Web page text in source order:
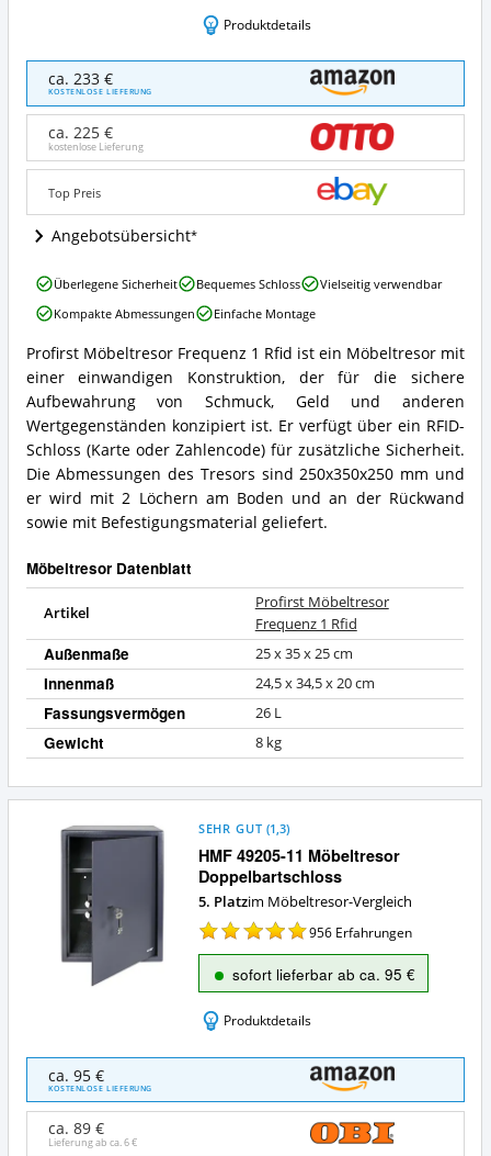
Produktdetails
Möbeltresor
Frequenz
Rfid
Angebote:
dieser
Möbeltresor
ca. 233 €
KOSTENLOSE LIEFERUNG
ca. 225 €
kostenlose Lieferung
Top Preis
Angebotsübersicht
Profirst
Möbeltresor
Frequenz
1
Rfid
Zusammenfassung:
Was
bietet
dieser
Profirst Möbeltresor Frequenz 1 Rfid ist ein Möbeltresor mit
einer einwandigen Konstruktion, der für die sichere
Aufbewahrung von Schmuck, Geld und anderen
Wertgegenständen konzipiert ist. Er verfügt über ein RFID-
Schloss (Karte oder Zahlencode) für zusätzliche Sicherheit.
Die Abmessungen des Tresors sind 250x350x250 mm und
er wird mit 2 Löchern am Boden und an der Rückwand
sowie mit Befestigungsmaterial geliefert.
Möbeltresor Datenblatt
Artikel
Profirst Möbeltresor
Frequenz 1 Rfid
Außenmaße 25 x 35 x 25 cm
Innenmaß 24,5 x 34,5 x 20 cm
Fassungsvermögen 26 L
Gewicht 8 kg
Profirst
Möbeltresor
Frequenz
Rfid
Vorteile:
Was
spricht
für
diesen
Möbeltresor?
Überlegene Sicherheit Bequemes Schloss
Vielseitig verwendbar
Kompakte Abmessungen
Einfache Montage
HMF 49205-11 Möbeltresor
Doppelbartschloss
SEHR GUT (1,3)
5. Platzim Möbeltresor-Vergleich
956 Erfahrungen
sofort lieferbar ab ca. 95 €
Produktdetails
HMF
49205-
11
Möbeltresor
Doppelbartschloss
ca. 95 €
KOSTENLOSE LIEFERUNG
ca. 89 €
Lieferung ab ca.6 €